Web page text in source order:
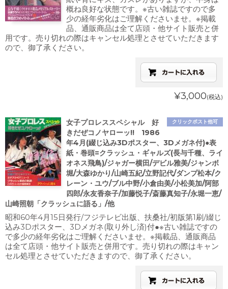
概ね良好な状態です。※古い雑誌ですので多
少の経年劣化はご理解くださいませ。※掲載
品、通販商品は全て店頭・他サイト販売と併
用です。売り切れの際はキャンセル処理とさせていただきます
ので、御了承ください。
¥3,000(税込)
クリックポスト他可
女子プロレススペシャル 好
きだぜコノヤローッ!! 1986
年4月(綴じ込み3Dポスター、3Dメガネ付)●表
紙・巻頭=クラッシュ・ギャルズ(長与千種、ライ
オネス飛鳥)/ジャガー横田/デビル雅美/ジャンボ
堀/大森ゆかり/山崎五紀/立野記代/ダンプ松本/ク
レーン・ユウ/ブル中野/小倉由美/小松美加/阿部
四郎/永友香奈子/加藤悦子/斎藤真知子/永堀一恵/
山崎照朝「クラッシュに語る」/他
昭和60年4月15日発行/フジテレビ出版、扶桑社/初版第1刷/綴じ
込み3Dポスター、3Dメガネ(取り外し済)付●※古い雑誌ですの
で多少の経年劣化はご理解くださいませ。※掲載品、通販商品
は全て店頭・他サイト販売と併用です。売り切れの際はキャン
セル処理とさせていただきますので、御了承ください。